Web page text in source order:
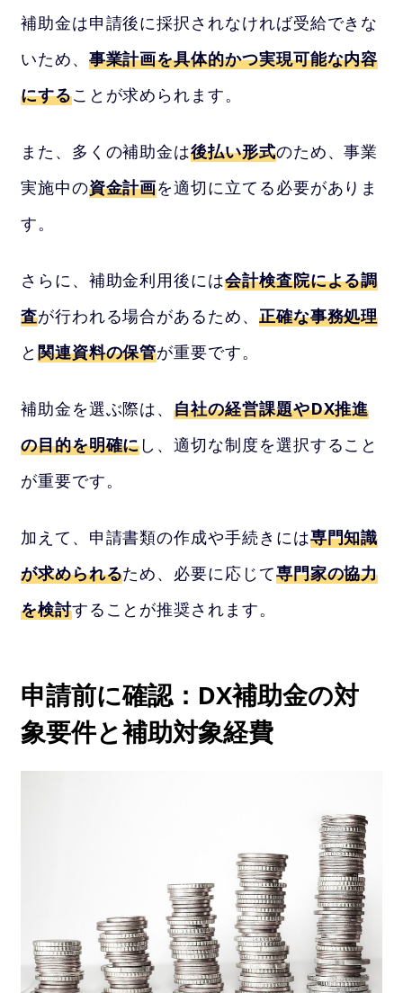
補助金は申請後に採択されなければ受給できな
いため、 事業計画を具体的かつ実現可能な内容
にすることが求められます。
また、多くの補助金は後払い形式のため、事業
実施中の資金計画を適切に立てる必要がありま
す。
さらに、補助金利用後には会計検査院による調
査が行われる場合があるため、 正確な事務処理
と 関連資料の保管が重要です。
補助金を選ぶ際は、自社の経営課題やDX推進
の目的を明確にし、適切な制度を選択すること
が重要です。
加えて、申請書類の作成や手続きには専門知識
が求められるため、必要に応じて専門家の協力
を検討することが推奨されます。
申請前に確認：DX補助金の対
象要件と補助対象経費